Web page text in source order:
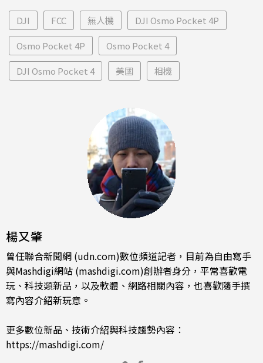
DJI FCC 無人機 DJI Osmo Pocket 4P
Osmo Pocket 4P Osmo Pocket 4
DJI Osmo Pocket 4 美國 相機
楊又肇
曾任聯合新聞網 (udn.com)數位頻道記者，目前為自由寫手
與Mashdigi網站 (mashdigi.com)創辦者身分，平常喜歡電
玩、科技類新品，以及軟體、網路相關內容，也喜歡隨手撰
寫內容介紹新玩意。
更多數位新品、技術介紹與科技趨勢內容：
https://mashdigi.com/